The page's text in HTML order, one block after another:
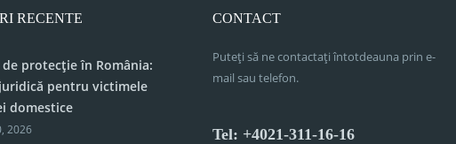
RECENTE
protecție în România:
pentru victimele
domestice
2026
CONTACT
Puteți să ne contactați întotdeauna prin e-
mail sau telefon.
Tel: +4021-311-16-16